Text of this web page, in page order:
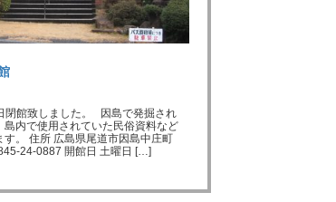
閉館致しました。 因島で発掘され
島内で使用されていた民俗資料など
す。 住所 広島県尾道市因島中庄町
24-0887 開館日 土曜日 […]